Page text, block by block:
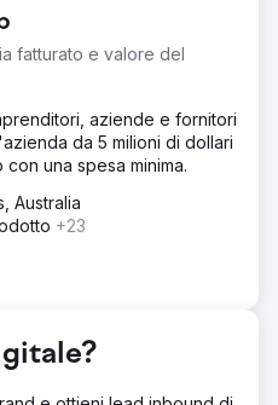
alle immersioni
iniziare. Il suo marketing
riusciva a generare
pubblicitaria Meta
intento, focalizzata
Segmentazione del
dei "viaggi avventurosi"
Strategia creativa:
ad alta definizione
Ottimizzazione delle
e la
fatturato e valore del
aziende e fornitori
da 5 milioni di dollari
una spesa minima.
Australia
+23